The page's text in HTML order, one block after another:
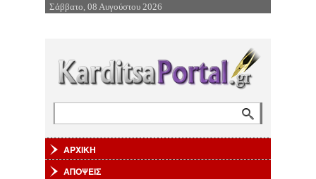
Επιστροφή στην Πλοήγηση
Σάββατο, 08 Αυγούστου 2026
ΑΡΧΙΚΗ
ΑΠΟΨΕΙΣ